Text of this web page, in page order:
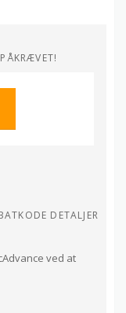
DETALJER
ved at